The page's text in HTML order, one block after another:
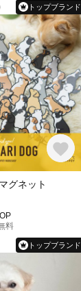
トップブランド
グネット
料
トップブランド